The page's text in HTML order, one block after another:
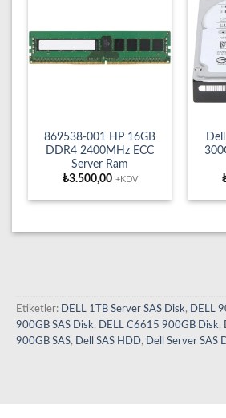
869538-001 HP 16GB
DDR4 2400MHz ECC
Server Ram
₺3.500,00 +KDV
Etiketler: DELL 1TB Server SAS Disk, DELL
900GB SAS Disk, DELL C6615 900GB Disk,
900GB SAS, Dell SAS HDD, Dell Server SAS